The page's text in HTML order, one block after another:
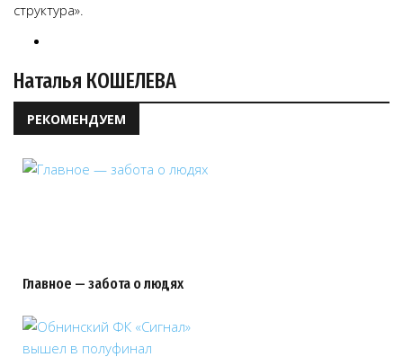
структура».
Наталья КОШЕЛЕВА
РЕКОМЕНДУЕМ
Главное — забота о людях